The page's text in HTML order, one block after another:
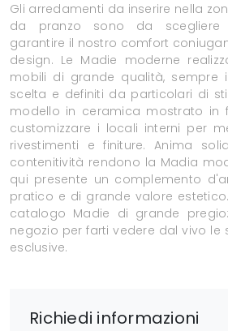
Gli arredamenti da inserire nella
da pranzo sono da scegliere
garantire il nostro comfort
design. Le Madie moderne
mobili di grande qualità, sempre
scelta e definiti da particolari di
modello in ceramica mostrato in
customizzare i locali interni per
rivestimenti e finiture. Anima
contenitività rendono la Madia
qui presente un complemento
pratico e di grande valore
catalogo Madie di grande
negozio per farti vedere dal vivo le
esclusive.
Richiedi informazioni